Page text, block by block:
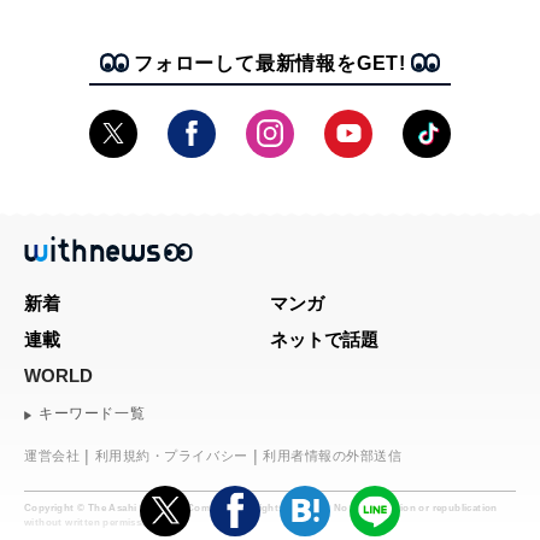
フォローして最新情報をGET!
Copyright © The Asahi Shimbun Company. All rights reserved. No reproduction or republication
without written permission.
新着
マンガ
連載
ネットで話題
WORLD
キーワード一覧
運営会社 利用規約・プライバシー 利用者情報の外部送信